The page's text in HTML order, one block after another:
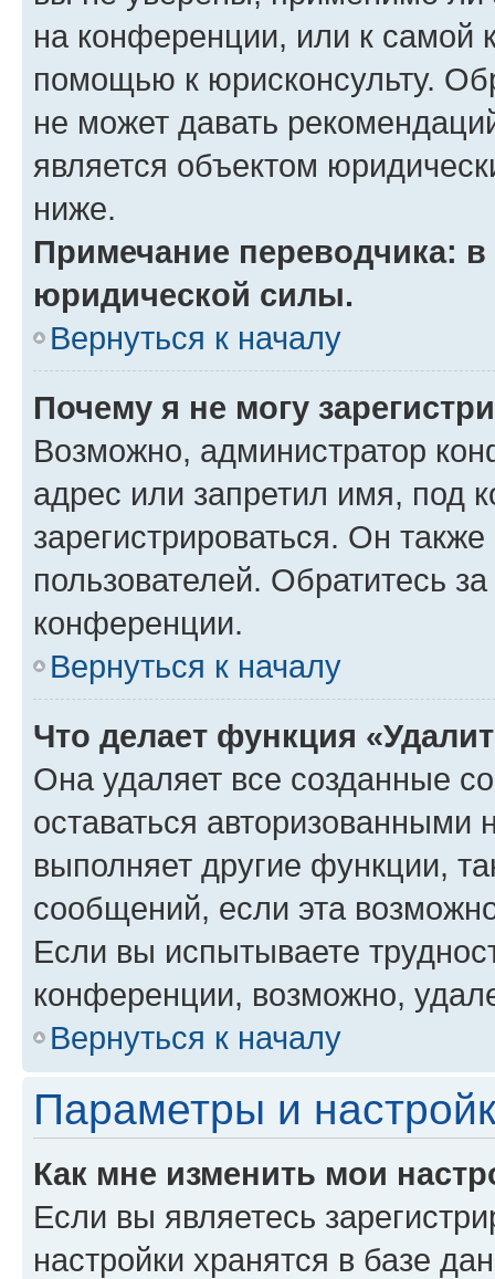
на конференции, или к самой
помощью к юрисконсульту.
не может давать
является объектом
ниже.
Примечание переводчика:
юридической силы.
Вернуться к началу
Почему я не могу
Возможно, администратор
адрес или запретил имя, под
зарегистрироваться. Он
пользователей. Обратитесь
конференции.
Вернуться к началу
Что делает функция
Она удаляет все созданные
оставаться авторизованными
выполняет другие функции,
сообщений, если эта
Если вы испытываете
конференции, возможно,
Вернуться к началу
Параметры и
Как мне изменить мои
Если вы являетесь
настройки хранятся в базе